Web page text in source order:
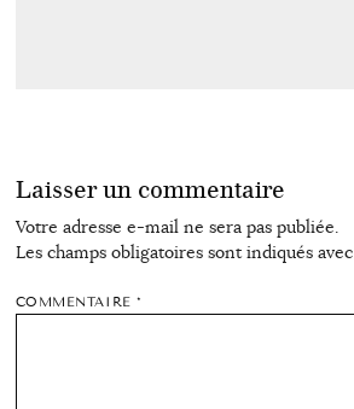
Laisser un commentaire
Votre adresse e-mail ne sera pas publiée.
Les champs obligatoires sont indiqués avec
COMMENTAIRE*